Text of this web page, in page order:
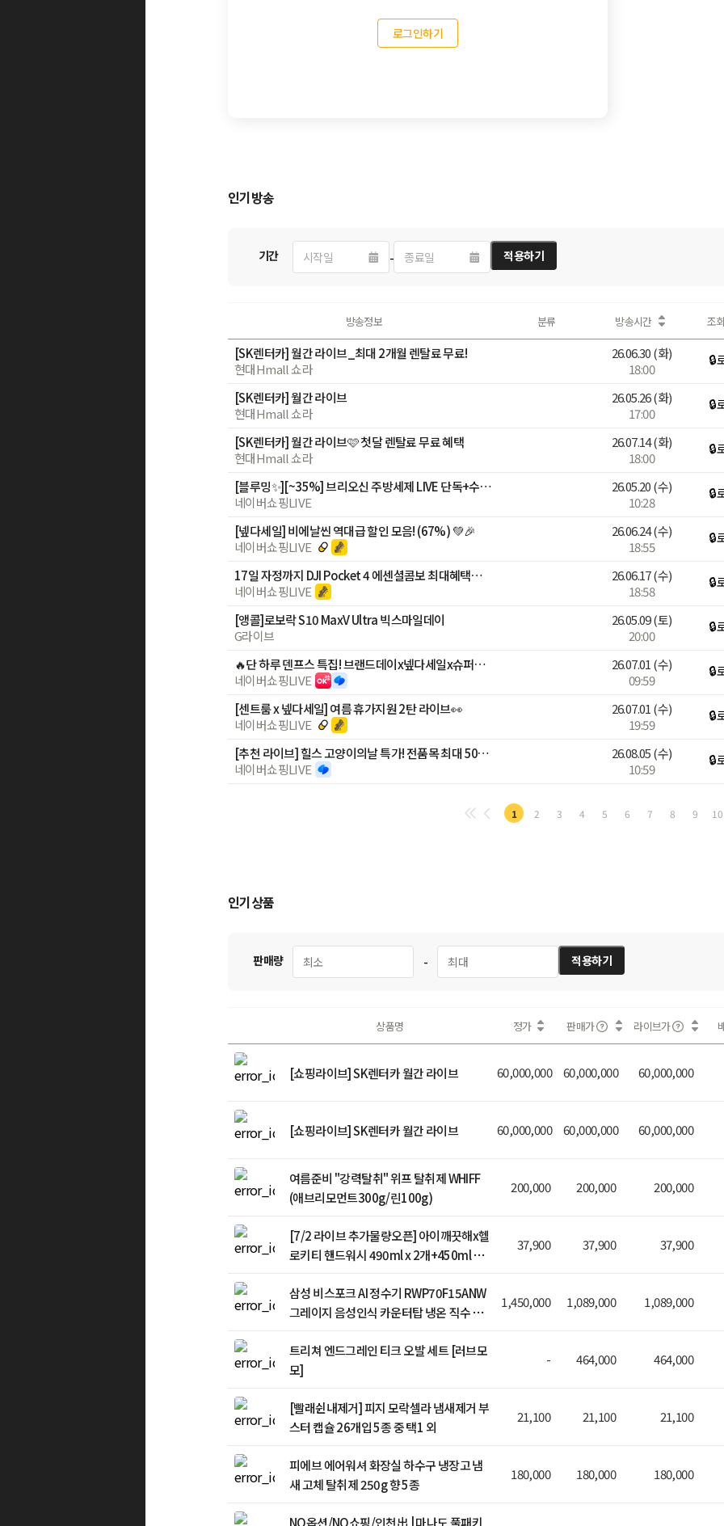
로그인하기
인기방송
기간 시작일 - 종료일 적용하기
방송정보 분류 방송시간 조
[SK렌터카] 월간 라이브_최대 2개월 렌탈료 무료!
현대Hmall 쇼라
26.06.30(화)
18:00
🔒
[SK렌터카] 월간 라이브
현대Hmall 쇼라
26.05.26(화)
17:00
🔒
[SK렌터카] 월간 라이브🩷 첫달 렌탈료 무료 혜택
현대Hmall 쇼라
26.07.14(화)
18:00
🔒
[블루밍✨][~35%] 브리오신 주방세제 LIVE 단독+수세미 증정🔥
네이버쇼핑LIVE
26.05.20(수)
10:28
🔒
[넾다세일] 비에날씬 역대급 할인 모음! (67%) 💚🎉
네이버쇼핑LIVE
26.06.24(수)
18:55
🔒
17일 자정까지 DJI Pocket 4 에센셜콤보 최대혜택가 59만원대!
네이버쇼핑LIVE
26.06.17(수)
18:58
🔒
[앵콜]로보락 S10 MaxV Ultra 빅스마일데이
G라이브
26.05.09(토)
20:00
🔒
🔥단 하루 덴프스 특집! 브랜드데이x넾다세일x슈퍼적립위크🔥
네이버쇼핑LIVE
26.07.01 (수)
09:59
🔒
[센트룸 x 넾다세일] 여름 휴가지원 2탄 라이브👀
네이버쇼핑LIVE
26.07.01 (수)
19:59
🔒
[추천 라이브] 힐스 고양이의날 특가! 전품목 최대 50% 라이브
네이버쇼핑LIVE
26.08.05(수)
10:59
🔒
1 2 3 4 5 6 7 8 9 10
인기상품
판매량 - 적용하기
상품명 정가 판매가 라이브가
[쇼핑라이브] SK렌터카 월간 라이브 60,000,000 60,000,000 60,000,000
[쇼핑라이브] SK렌터카 월간 라이브 60,000,000 60,000,000 60,000,000
여름준비 "강력탈취" 위프 탈취제 WHIFF
(애브리모먼트300g/린100g)
200,000 200,000 200,000
[7/2 라이브 추가물량오픈] 아이깨끗해x헬
로키티 핸드워시 490ml x 2개+450ml x 2
37,900 37,900 37,900
삼성 비스포크 AI 정수기 RWP70F15ANW
그레이지 음성인식 카운터탑 냉온 직수 정
1,450,000 1,089,000 1,089,000
트리쳐 엔드그레인 티크 오발 세트 [러브모
모]
- 464,000 464,000
[빨래쉰내제거] 피지 모락셀라 냄새제거 부
스터 캡슐 26개입 5종 중 택1 외
21,100 21,100 21,100
피에브 에어워셔 화장실 하수구 냉장고 냄
새 고체 탈취제 250g 향 5종
180,000 180,000 180,000
NO옵션/NO쇼핑/인천出 | 마나도 풀패키